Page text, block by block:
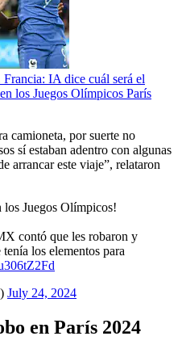
IA dice cuál será el
los Juegos Olímpicos París
camioneta, por suerte no
sí estaban adentro con algunas
arrancar este viaje”, relataron
los Juegos Olímpicos!
contó que les robaron y
los elementos para
July 24, 2024
en París 2024